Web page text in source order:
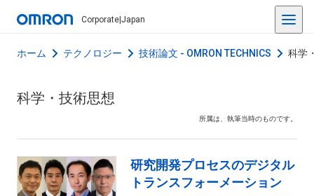
Corporate|Japan
ホーム テクノロジー 技術論文 - OMRON TECHNICS 科学
科学・技術思想
所属は、執筆当時のものです。
研究開発プロセスのデジタル
トランスフォーメーション